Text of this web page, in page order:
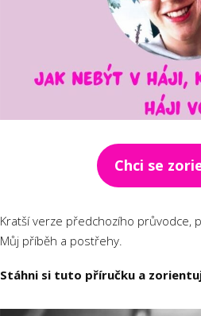
Chci se
Kratší verze předchozího průvodce,
Můj příběh a postřehy.
Stáhni si tuto příručku a